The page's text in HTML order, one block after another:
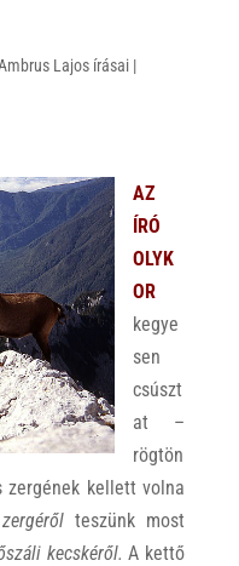
Lajos írásai|
AZ
ÍRÓ
OLYK
OR
kegye
sen
csúszt
at –
rögtön
kellett volna
zergéről teszünk most
kecskéről. A kettő